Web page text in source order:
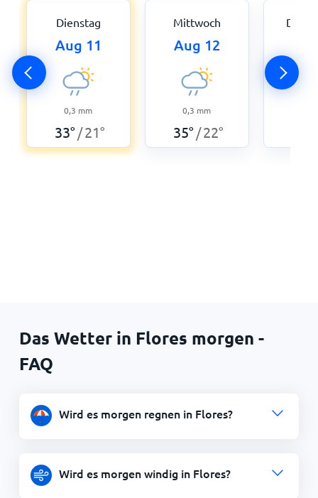
Dienstag
Aug 11
0,3 mm
33° /21°
Mittwoch
Aug 12
0,3 mm
35° /22°
Das Wetter in Flores morgen -
FAQ
Wird es morgen regnen in Flores?
Wird es morgen windig in Flores?